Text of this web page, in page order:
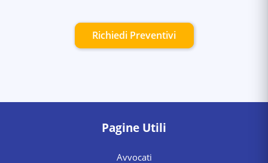
Richiedi Preventivi
Pagine Utili
Avvocati